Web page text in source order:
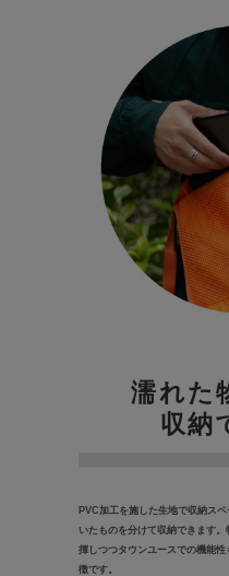
濡れた
収納
PVC加工を施した生地で収納ス
いたものを分けて収納できます
揮しつつタウンユースでの機能
徴です。